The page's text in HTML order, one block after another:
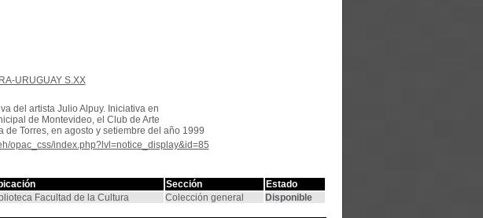
URUGUAY S.XX
del artista Julio Alpuy. Iniciativa en
de Montevideo, el Club de Arte
Torres, en agosto y setiembre del año 1999
opac_css/index.php?lvl=notice_display&id=85
Sección
Estado
Facultad de la Cultura Colección general Disponible